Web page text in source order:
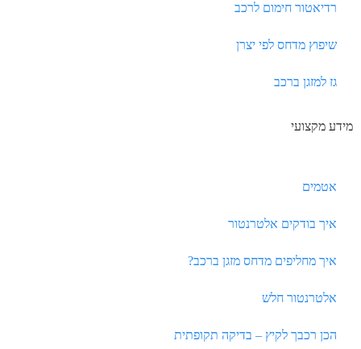
רדיאטור חימום לרכב
שיפוץ מדחס לפי יצרן
גז למזגן ברכב
מידע מקצועי
אטמים
איך בודקים אלטרנטור
איך מחליפים מדחס מזגן ברכב?
אלטרנטור חלש
הכן רכבך לקיץ – בדיקה תקופתית